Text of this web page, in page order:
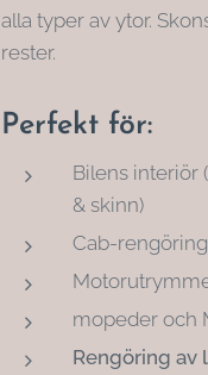
alla typer av ytor.
rester.
Perfekt för:
Bilens interiör
& skinn)
Cab-
mopeder och
Rengöring